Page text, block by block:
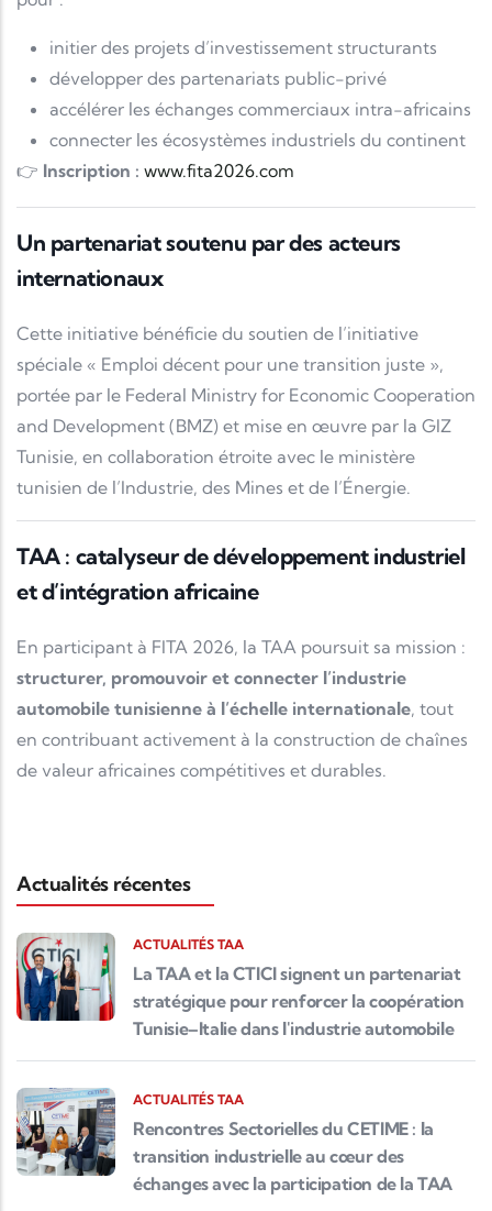
initier des projets d’investissement structurants
développer des partenariats public-privé
accélérer les échanges commerciaux intra-africains
connecter les écosystèmes industriels du continent
👉 Inscription : www.fita2026.com
Un partenariat soutenu par des acteurs
internationaux
Cette initiative bénéficie du soutien de l’initiative
spéciale « Emploi décent pour une transition juste »,
portée par le Federal Ministry for Economic Cooperation
and Development (BMZ) et mise en œuvre par la GIZ
Tunisie, en collaboration étroite avec le ministère
tunisien de l’Industrie, des Mines et de l’Énergie.
TAA : catalyseur de développement industriel
et d’intégration africaine
En participant à FITA 2026, la TAA poursuit sa mission :
structurer, promouvoir et connecter l’industrie
automobile tunisienne à l’échelle internationale, tout
en contribuant activement à la construction de chaînes
de valeur africaines compétitives et durables.
Actualités récentes
ACTUALITÉS TAA
La TAA et la CTICI signent un partenariat
stratégique pour renforcer la coopération
Tunisie–Italie dans l'industrie automobile
ACTUALITÉS TAA
Rencontres Sectorielles du CETIME : la
transition industrielle au cœur des
échanges avec la participation de la TAA